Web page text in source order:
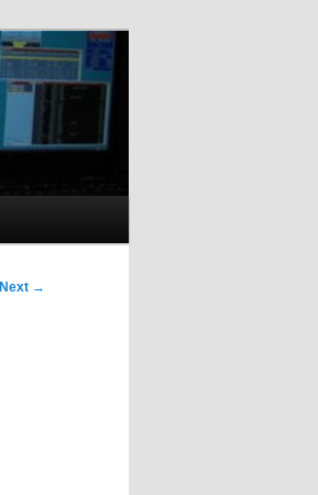
Next →